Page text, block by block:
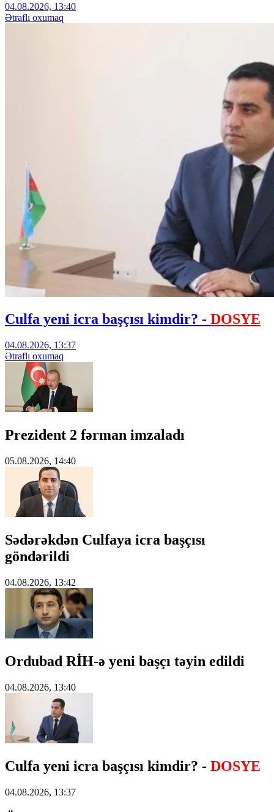
04.08.2026, 13:40
Ətraflı oxumaq
Culfa yeni icra başçısı kimdir? - DOSYE
04.08.2026, 13:37
Ətraflı oxumaq
Prezident 2 fərman imzaladı
05.08.2026, 14:40
Sədərəkdən Culfaya icra başçısı
göndərildi
04.08.2026, 13:42
Ordubad RİH-ə yeni başçı təyin edildi
04.08.2026, 13:40
Culfa yeni icra başçısı kimdir? - DOSYE
04.08.2026, 13:37